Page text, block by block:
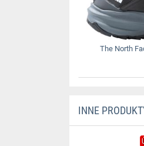
The North
INNE